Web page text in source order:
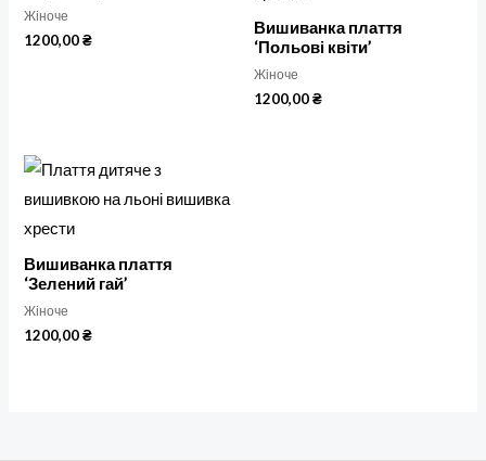
Жіноче
1200,00₴
Вишиванка плаття
‘Польові квіти’
Жіноче
1200,00₴
Вишиванка плаття
‘Зелений гай’
Жіноче
1200,00₴